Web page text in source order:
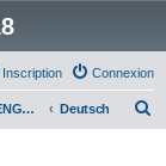
Connexion
Inscription
DEUTSCH - ENGLISH Deutsch